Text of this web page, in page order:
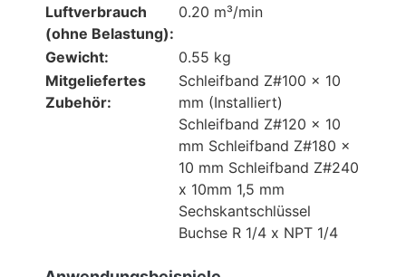
Luftverbrauch
(ohne Belastung):
0.20 m³/min
Gewicht:
0.55 kg
Mitgeliefertes
Zubehör:
Schleifband Z#100 x 10
mm (Installiert)
Schleifband Z#120 x 10
mm Schleifband Z#180 x
10 mm Schleifband Z#240
x 10mm 1,5 mm
Sechskantschlüssel
Buchse R 1/4 x NPT 1/4